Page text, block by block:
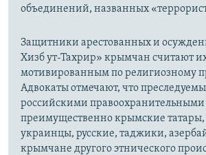
объединений, названных
Защитники арестованных и
Хизб ут-Тахрир» крымчан считают
мотивированным по религиозному
Адвокаты отмечают, что
российскими правоохранительными
преимущественно крымские татары,
украинцы, русские, таджики,
крымчане другого этнического